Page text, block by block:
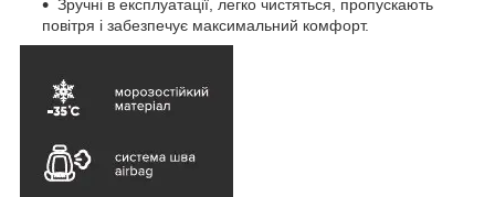
Зручні в експлуатації, легко чистяться, пропускають
повітря і забезпечує максимальний комфорт.